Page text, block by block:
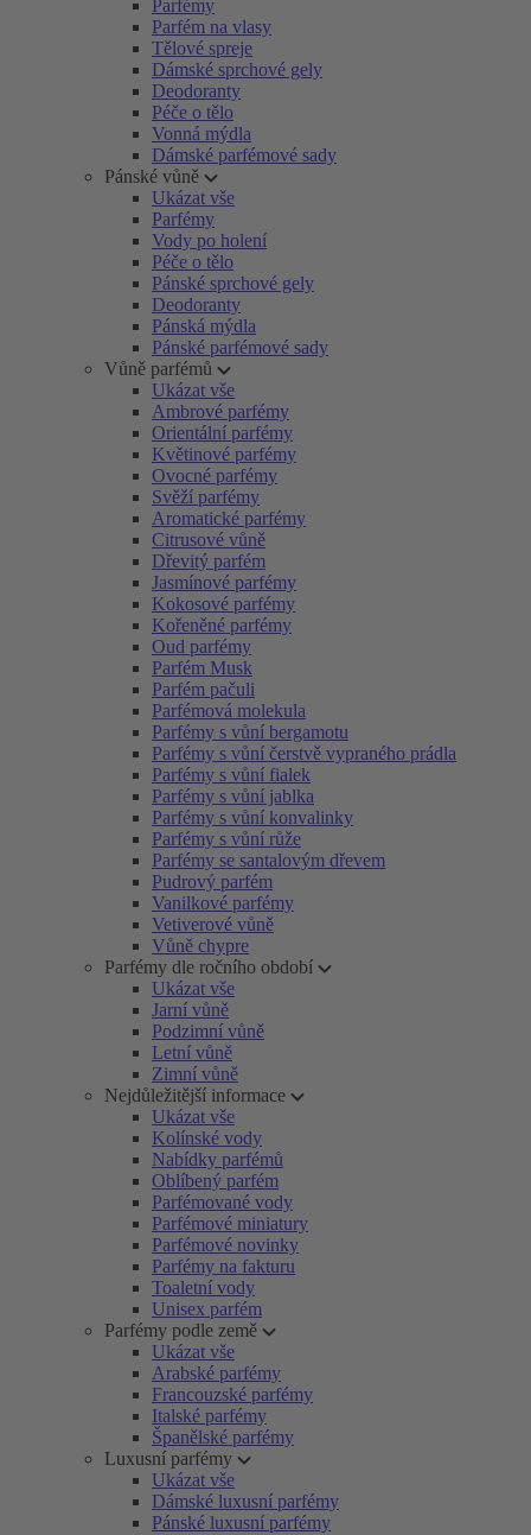
Parfémy
Parfém na vlasy
Tělové spreje
Dámské sprchové gely
Deodoranty
Péče o tělo
Vonná mýdla
Dámské parfémové sady
Pánské vůně
Ukázat vše
Parfémy
Vody po holení
Péče o tělo
Pánské sprchové gely
Deodoranty
Pánská mýdla
Pánské parfémové sady
Vůně parfémů
Ukázat vše
Ambrové parfémy
Orientální parfémy
Květinové parfémy
Ovocné parfémy
Svěží parfémy
Aromatické parfémy
Citrusové vůně
Dřevitý parfém
Jasmínové parfémy
Kokosové parfémy
Kořeněné parfémy
Oud parfémy
Parfém Musk
Parfém pačuli
Parfémová molekula
Parfémy s vůní bergamotu
Parfémy s vůní čerstvě vypraného prádla
Parfémy s vůní fialek
Parfémy s vůní jablka
Parfémy s vůní konvalinky
Parfémy s vůní růže
Parfémy se santalovým dřevem
Pudrový parfém
Vanilkové parfémy
Vetiverové vůně
Vůně chypre
Parfémy dle ročního období
Ukázat vše
Jarní vůně
Podzimní vůně
Letní vůně
Zimní vůně
Nejdůležitější informace
Ukázat vše
Kolínské vody
Nabídky parfémů
Oblíbený parfém
Parfémované vody
Parfémové miniatury
Parfémové novinky
Parfémy na fakturu
Toaletní vody
Unisex parfém
Parfémy podle země
Ukázat vše
Arabské parfémy
Francouzské parfémy
Italské parfémy
Španělské parfémy
Luxusní parfémy
Ukázat vše
Dámské luxusní parfémy
Pánské luxusní parfémy